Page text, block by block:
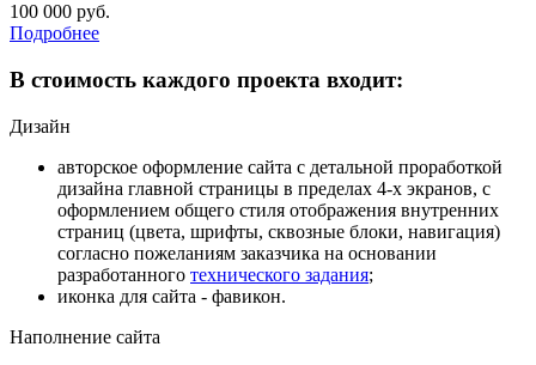
100 000 руб.
Подробнее
В стоимость каждого проекта входит:
Дизайн
авторское оформление сайта с детальной проработкой
дизайна главной страницы в пределах 4-х экранов, с
оформлением общего стиля отображения внутренних
страниц (цвета, шрифты, сквозные блоки, навигация)
согласно пожеланиям заказчика на основании
разработанного технического задания;
иконка для сайта - фавикон.
Наполнение сайта